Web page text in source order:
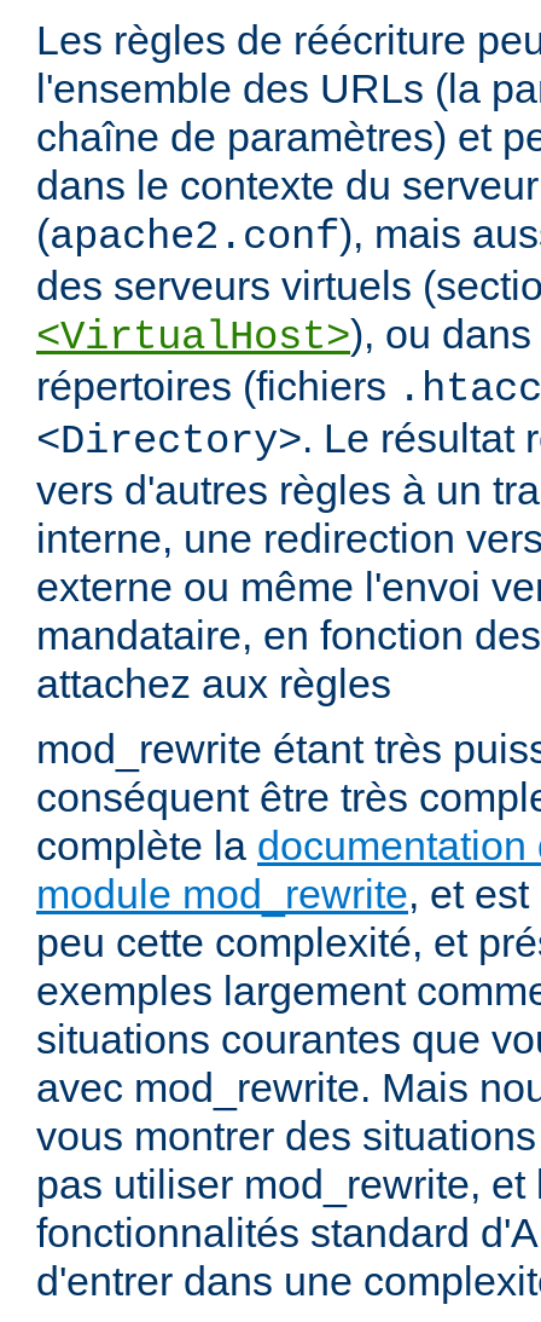
Les règles de réécriture
l'ensemble des URLs (la
chaîne de paramètres) et
dans le contexte du
(apache2.conf), mais
des serveurs virtuels
<VirtualHost>), ou
répertoires (fichiers
<Directory>. Le résultat
vers d'autres règles à un
interne, une redirection
externe ou même l'envoi
mandataire, en fonction
attachez aux règles
mod_rewrite étant très
conséquent être très
complète la documentation
module mod_rewrite, et
peu cette complexité, et
exemples largement
situations courantes que
avec mod_rewrite. Mais
vous montrer des
pas utiliser mod_rewrite,
fonctionnalités standard
d'entrer dans une